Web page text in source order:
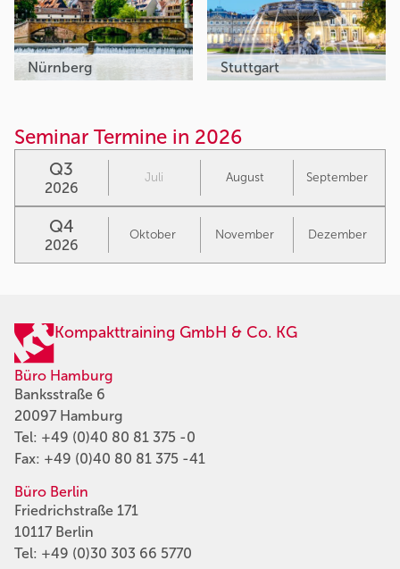
Nürnberg Stuttgart
Seminar Termine in 2026
Q3
2026
Juli August September
Q4
2026
Oktober November Dezember
Kompakttraining GmbH & Co. KG
Büro Hamburg
Banksstraße 6
20097 Hamburg
Tel: +49 (0)40 80 81 375 -0
Fax: +49 (0)40 80 81 375 -41
Büro Berlin
Friedrichstraße 171
10117 Berlin
Tel: +49 (0)30 303 66 5770